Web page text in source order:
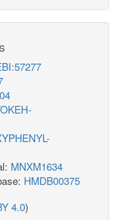
MNXM1634
HMDB00375
4.0)